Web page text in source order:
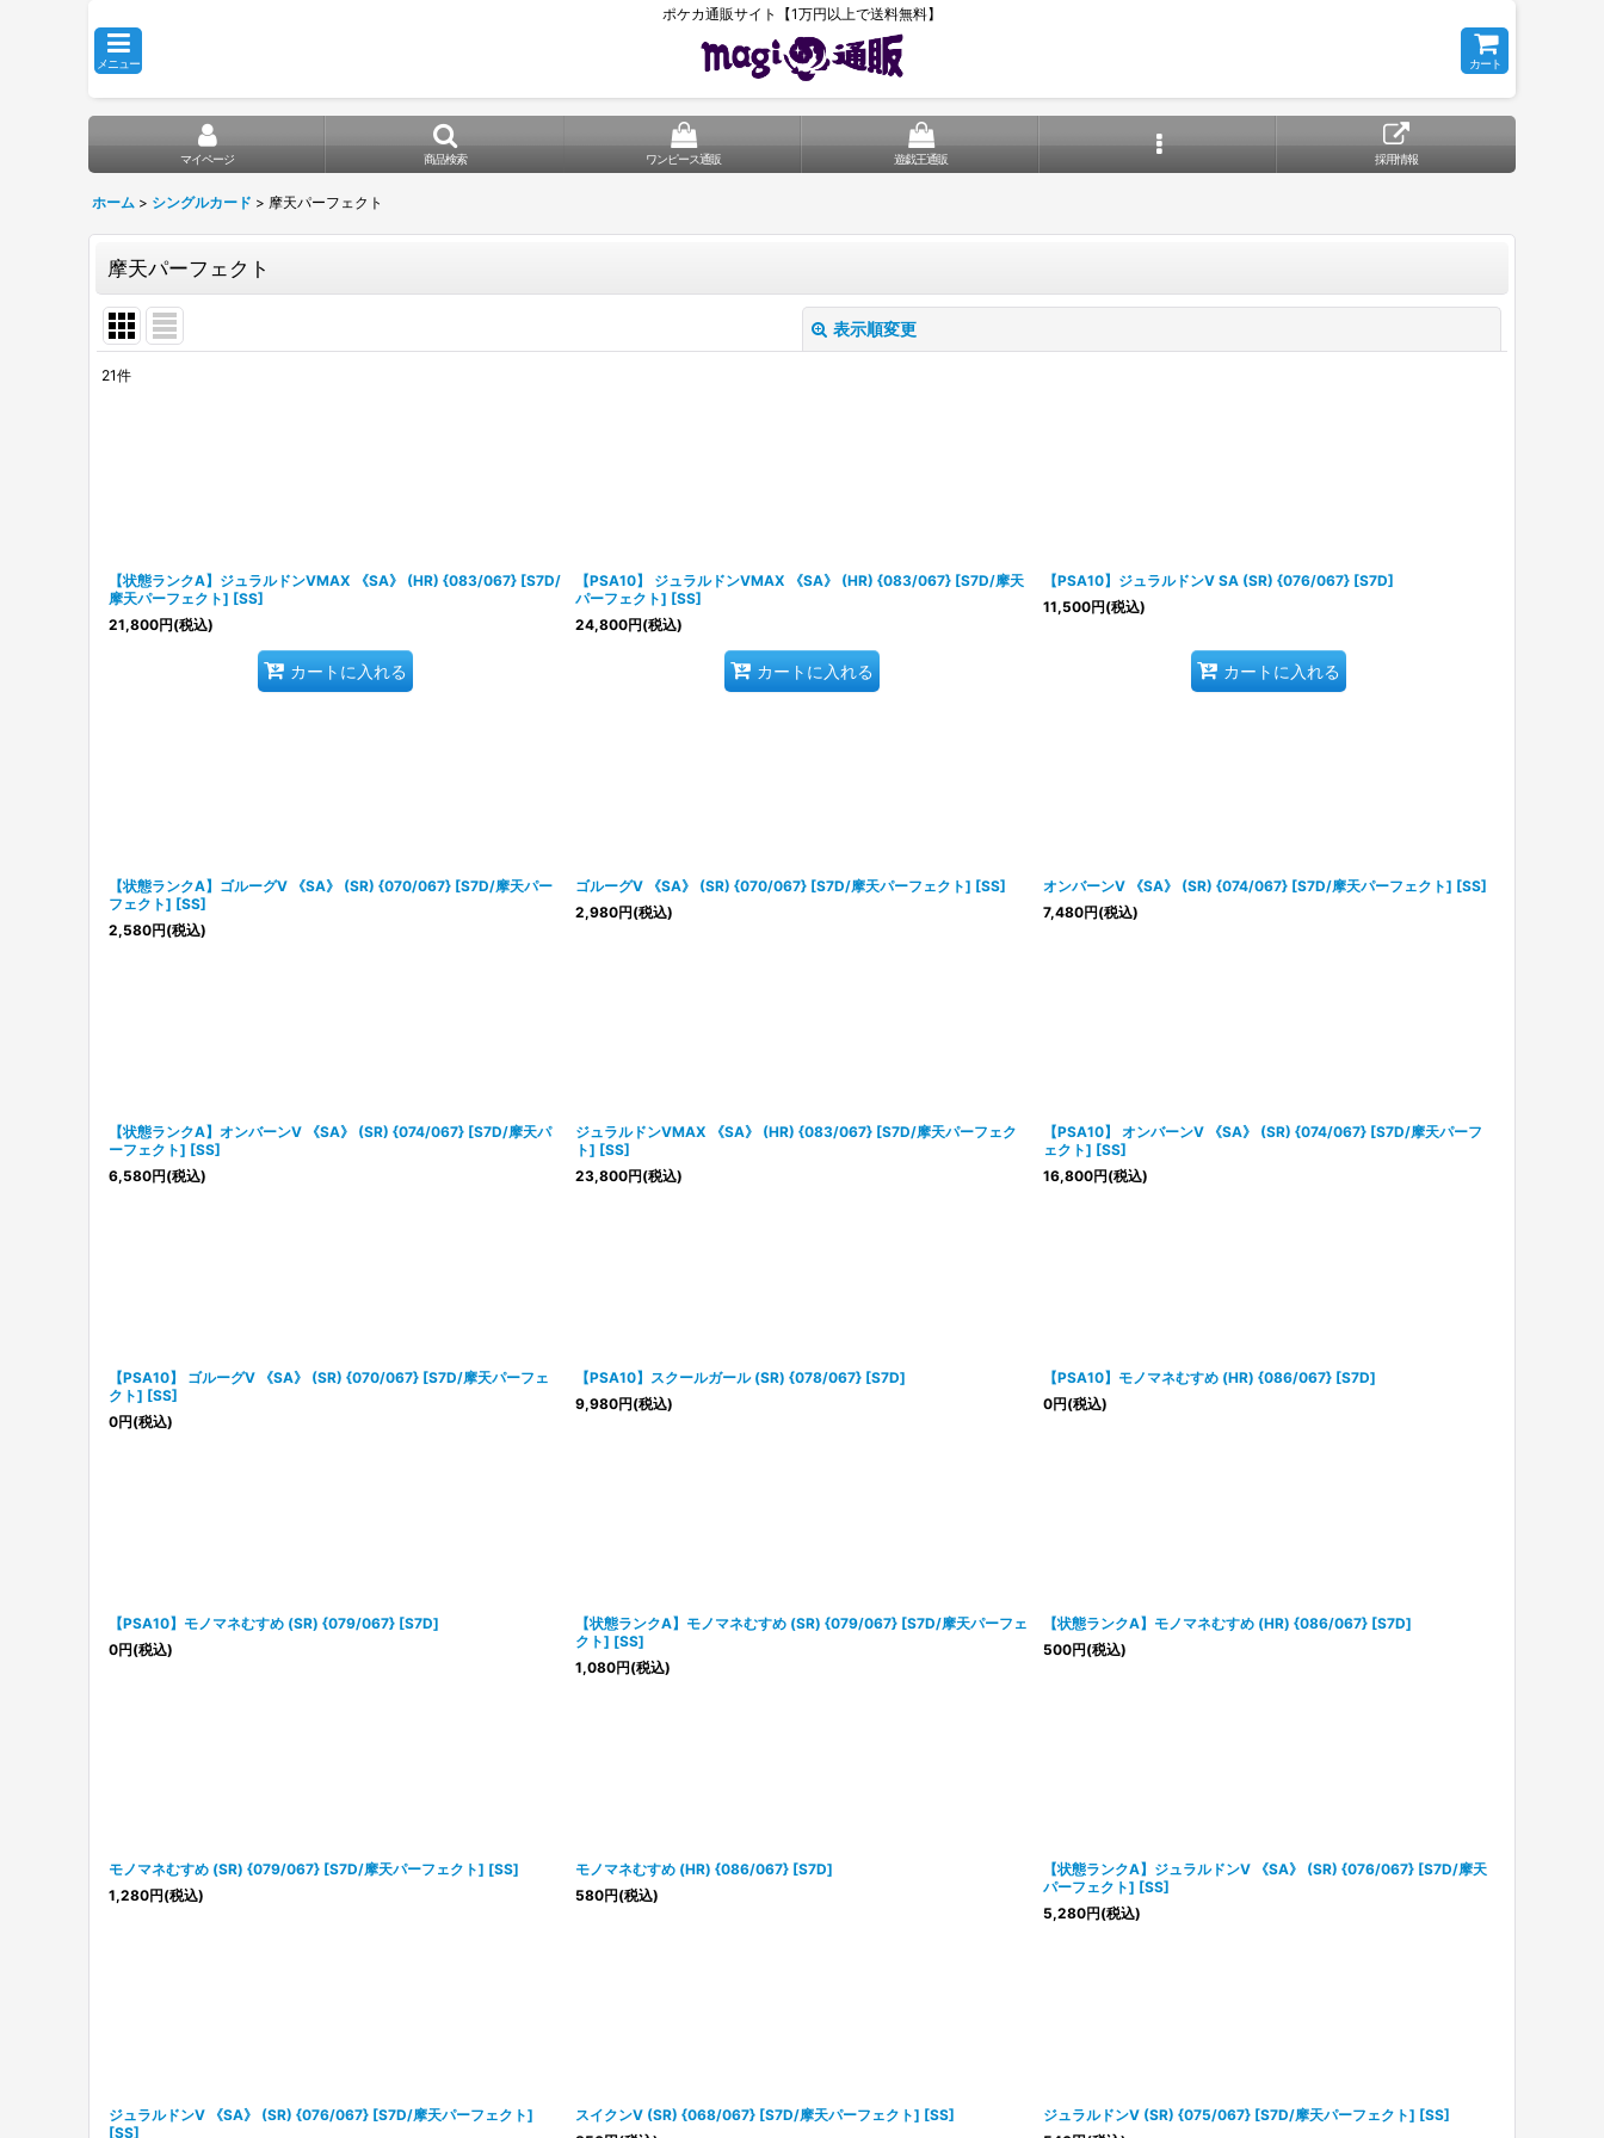
ポケカ通販サイト【1万円以上で送料無料】
メニュー カート
マイページ 商品検索 ワンピース通販 遊戯王通販 採用情報
ホーム > シングルカード > 摩天パーフェクト
摩天パーフェクト
表示順変更
絞り込む
21件
【状態ランクA】ジュラルドンVMAX 《SA》 (HR) {083/067} [S7D/
摩天パーフェクト] [SS]
21,800円(税込)
カートに入れる
【PSA10】 ジュラルドンVMAX 《SA》 (HR) {083/067} [S7D/摩天
パーフェクト] [SS]
24,800円(税込)
カートに入れる
【PSA10】ジュラルドンV SA (SR) {076/067} [S7D]
11,500円(税込)
カートに入れる
【状態ランクA】ゴルーグV 《SA》 (SR) {070/067} [S7D/摩天パー
フェクト] [SS]
2,580円(税込)
ゴルーグV 《SA》 (SR) {070/067} [S7D/摩天パーフェクト] [SS]
2,980円(税込)
オンバーンV 《SA》 (SR) {074/067} [S7D/摩天パーフェクト] [SS]
7,480円(税込)
【状態ランクA】オンバーンV 《SA》 (SR) {074/067} [S7D/摩天パ
ーフェクト] [SS]
6,580円(税込)
ジュラルドンVMAX 《SA》 (HR) {083/067} [S7D/摩天パーフェク
ト] [SS]
23,800円(税込)
【PSA10】 オンバーンV 《SA》 (SR) {074/067} [S7D/摩天パーフ
ェクト] [SS]
16,800円(税込)
【PSA10】 ゴルーグV 《SA》 (SR) {070/067} [S7D/摩天パーフェ
クト] [SS]
0円(税込)
【PSA10】スクールガール (SR) {078/067} [S7D]
9,980円(税込)
【PSA10】モノマネむすめ (HR) {086/067} [S7D]
0円(税込)
【PSA10】モノマネむすめ (SR) {079/067} [S7D]
0円(税込)
【状態ランクA】モノマネむすめ (SR) {079/067} [S7D/摩天パーフェ
クト] [SS]
1,080円(税込)
【状態ランクA】モノマネむすめ (HR) {086/067} [S7D]
500円(税込)
モノマネむすめ (SR) {079/067} [S7D/摩天パーフェクト] [SS]
1,280円(税込)
モノマネむすめ (HR) {086/067} [S7D]
580円(税込)
【状態ランクA】ジュラルドンV 《SA》 (SR) {076/067} [S7D/摩天
パーフェクト] [SS]
5,280円(税込)
ジュラルドンV 《SA》 (SR) {076/067} [S7D/摩天パーフェクト]
[SS]
スイクンV (SR) {068/067} [S7D/摩天パーフェクト] [SS]
ジュラルドンV (SR) {075/067} [S7D/摩天パーフェクト] [SS]